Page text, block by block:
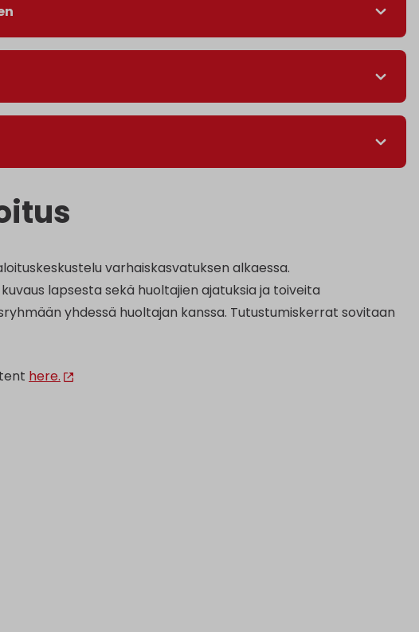
varhaiskasvatuksen alkaessa.
lapsesta sekä huoltajien ajatuksia ja toiveita
yhdessä huoltajan kanssa. Tutustumiskerrat sovitaan
here.